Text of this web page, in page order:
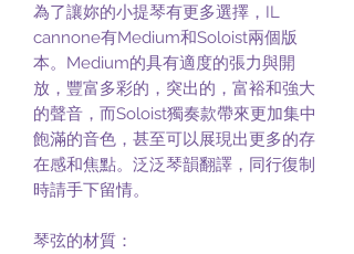
為了讓妳的小提琴有更多選擇，IL
cannone有Medium和Soloist兩個版
本。Medium的具有適度的張力與開
放，豐富多彩的，突出的，富裕和強大
的聲音，而Soloist獨奏款帶來更加集中
飽滿的音色，甚至可以展現出更多的存
在感和焦點。泛泛琴韻翻譯，同行復制
時請手下留情。
琴弦的材質：